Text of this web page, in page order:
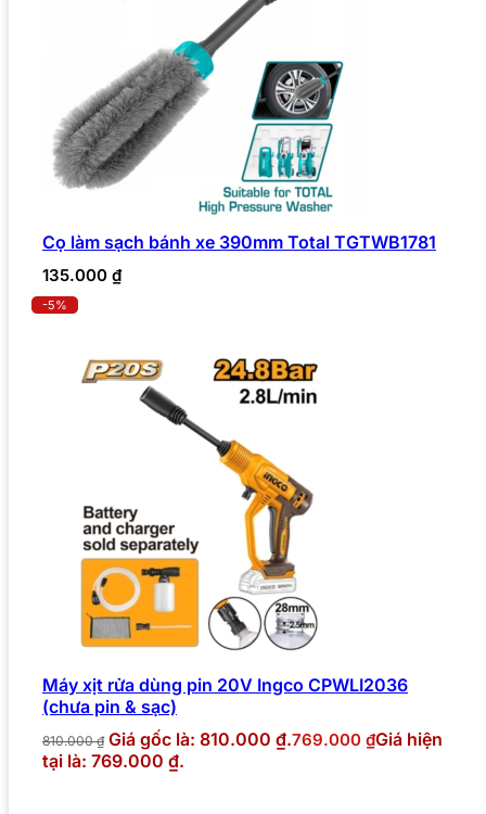
Cọ làm sạch bánh xe 390mm Total TGTWB1781
135.000 ₫
-5%
Máy xịt rửa dùng pin 20V Ingco CPWLI2036
(chưa pin & sạc)
810.000₫ Giá gốc là: 810.000 ₫.769.000 ₫Giá hiện
tại là: 769.000 ₫.